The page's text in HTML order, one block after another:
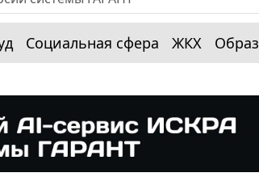
Социальная сфера ЖКХ